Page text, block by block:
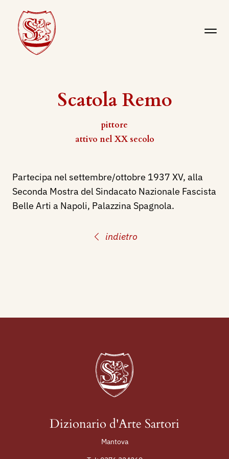
Scatola Remo
pittore
attivo nel XX secolo
indietro
Partecipa nel settembre/ottobre 1937 XV, alla
Seconda Mostra del Sindacato Nazionale Fascista
Belle Arti a Napoli, Palazzina Spagnola.
Dizionario d'Arte Sartori
Mantova